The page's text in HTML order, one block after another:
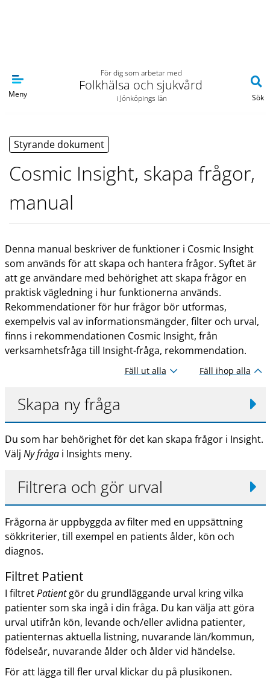
Meny
För dig som arbetar med
Folkhälsa och sjukvård
i Jönköpings län Sök
Styrande dokument
Cosmic Insight, skapa frågor,
manual
Denna manual beskriver de funktioner i Cosmic Insight
som används för att skapa och hantera frågor. Syftet är
att ge användare med behörighet att skapa frågor en
praktisk vägledning i hur funktionerna används.
Rekommendationer för hur frågor bör utformas,
exempelvis val av informationsmängder, filter och urval,
finns i rekommendationen Cosmic Insight, från
verksamhetsfråga till Insight-fråga, rekommendation.
Fäll ut alla Fäll ihop alla
Skapa ny fråga
Du som har behörighet för det kan skapa frågor i Insight.
Välj Ny frågai Insights meny.
Filtrera och gör urval
Frågorna är uppbyggda av filter med en uppsättning
sökkriterier, till exempel en patients ålder, kön och
diagnos.
Filtret Patient
I filtretPatientgör du grundläggande urval kring vilka
patienter som ska ingå i din fråga. Du kan välja att göra
urval utifrån kön, levande och/eller avlidna patienter,
patienternas aktuella listning, nuvarande län/kommun,
födelseår, nuvarande ålder och ålder vid händelse.
För att lägga till fler urval klickar du på plusikonen.